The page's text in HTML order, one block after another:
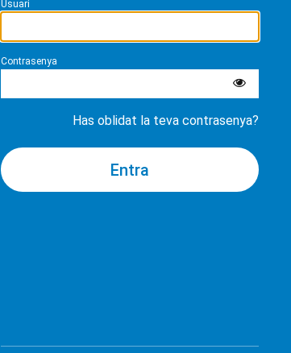
Usuari
Contrasenya
Has oblidat la teva contrasenya?